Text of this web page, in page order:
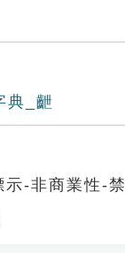
典_齛
-非商業性-